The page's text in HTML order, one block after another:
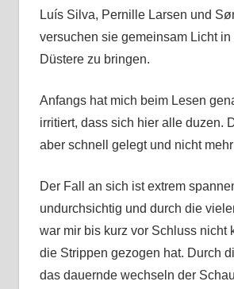
Luís Silva, Pernille Larsen und
versuchen sie gemeinsam Licht in
Düstere zu bringen.
Anfangs hat mich beim Lesen
irritiert, dass sich hier alle duzen.
aber schnell gelegt und nicht
Der Fall an sich ist extrem
undurchsichtig und durch die
war mir bis kurz vor Schluss nicht
die Strippen gezogen hat. Durch
das dauernde wechseln der